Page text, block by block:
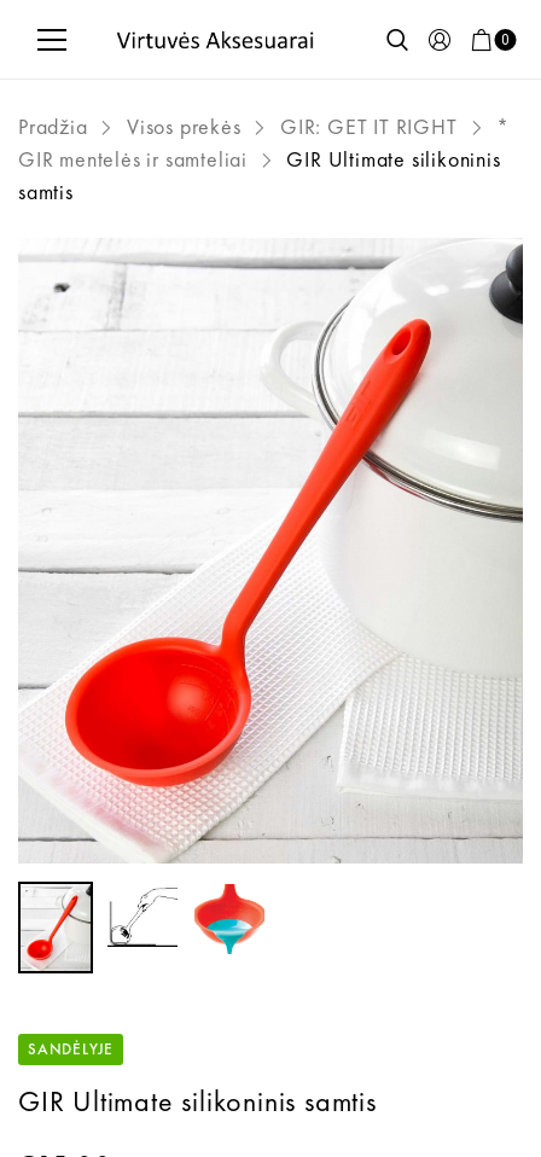
0
Pradžia Visos prekės GIR: GET IT RIGHT
*
GIR mentelės ir samteliai
GIR Ultimate silikoninis
samtis
SANDĖLYJE
GIR Ultimate silikoninis samtis